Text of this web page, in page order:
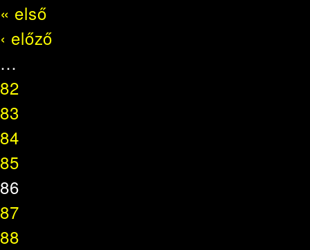
« első
‹ előző
…
82
83
84
85
86
87
88